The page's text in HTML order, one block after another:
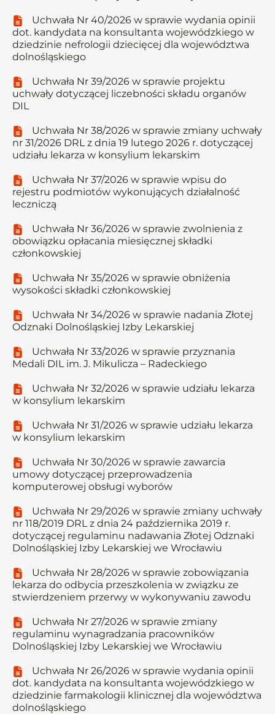
Uchwała Nr 40/2026 w sprawie wydania opinii
dot. kandydata na konsultanta wojewódzkiego w
dziedzinie nefrologii dziecięcej dla województwa
dolnośląskiego
Uchwała Nr 39/2026 w sprawie projektu
uchwały dotyczącej liczebności składu organów
DIL
Uchwała Nr 38/2026 w sprawie zmiany uchwały
nr 31/2026 DRL z dnia 19 lutego 2026 r. dotyczącej
udziału lekarza w konsylium lekarskim
Uchwała Nr 37/2026 w sprawie wpisu do
rejestru podmiotów wykonujących działalność
leczniczą
Uchwała Nr 36/2026 w sprawie zwolnienia z
obowiązku opłacania miesięcznej składki
członkowskiej
Uchwała Nr 35/2026 w sprawie obniżenia
wysokości składki członkowskiej
Uchwała Nr 34/2026 w sprawie nadania Złotej
Odznaki Dolnośląskiej Izby Lekarskiej
Uchwała Nr 33/2026 w sprawie przyznania
Medali DIL im. J. Mikulicza – Radeckiego
Uchwała Nr 32/2026 w sprawie udziału lekarza
w konsylium lekarskim
Uchwała Nr 31/2026 w sprawie udziału lekarza
w konsylium lekarskim
Uchwała Nr 30/2026 w sprawie zawarcia
umowy dotyczącej przeprowadzenia
komputerowej obsługi wyborów
Uchwała Nr 29/2026 w sprawie zmiany uchwały
nr 118/2019 DRL z dnia 24 października 2019 r.
dotyczącej regulaminu nadawania Złotej Odznaki
Dolnośląskiej Izby Lekarskiej we Wrocławiu
Uchwała Nr 28/2026 w sprawie zobowiązania
lekarza do odbycia przeszkolenia w związku ze
stwierdzeniem przerwy w wykonywaniu zawodu
Uchwała Nr 27/2026 w sprawie zmiany
regulaminu wynagradzania pracowników
Dolnośląskiej Izby Lekarskiej we Wrocławiu
Uchwała Nr 26/2026 w sprawie wydania opinii
dot. kandydata na konsultanta wojewódzkiego w
dziedzinie farmakologii klinicznej dla województwa
dolnośląskiego